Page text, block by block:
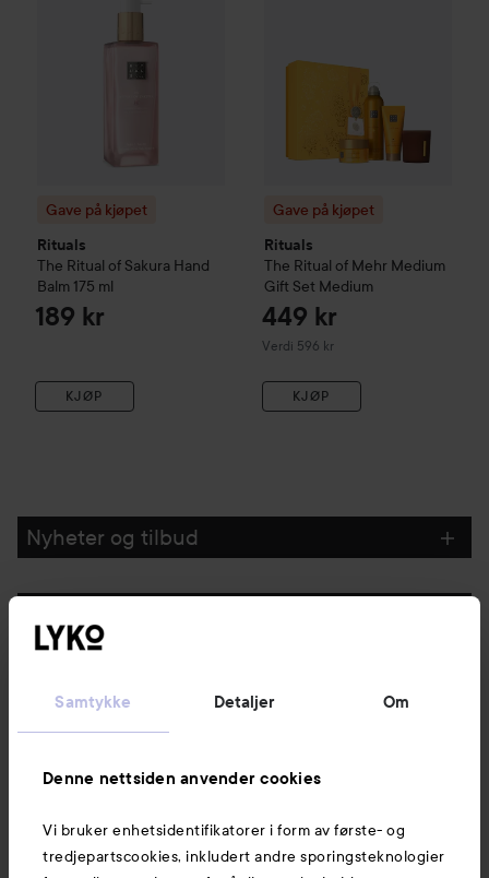
Samtykke Detaljer Om
Denne nettsiden anvender cookies
Vi bruker enhetsidentifikatorer i form av første- og
tredjepartscookies, inkludert andre sporingsteknologier
Gave på kjøpet
Rituals
The Ritual of Sakura Hand
Balm 175 ml
189 kr
KJØP
Gave på kjøpet
Rituals
The Ritual of Mehr Medium
Gift Set Medium
449 kr
Verdi 596 kr
KJØP
Nyheter og tilbud
Kundeservice
Informasjon
Også av interesse